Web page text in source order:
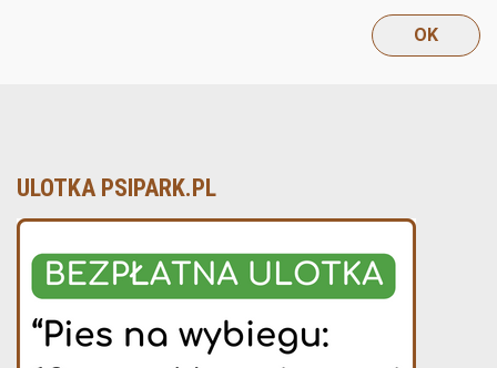
ULOTKA PSIPARK.PL